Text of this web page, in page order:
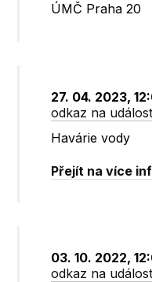
ÚMČ Praha 20
27. 04. 2023,
odkaz na událost
Havárie vody
Přejít na více
03. 10. 2022,
odkaz na událost